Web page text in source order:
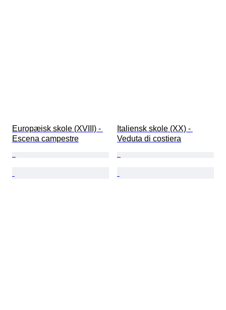
Europæisk skole (XVIII) -
Escena campestre
Italiensk skole (XX) -
Veduta di costiera